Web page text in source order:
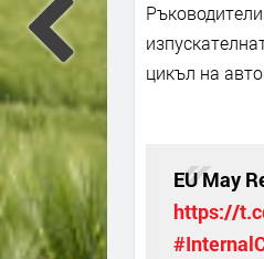
цикъл на
EU May
https://